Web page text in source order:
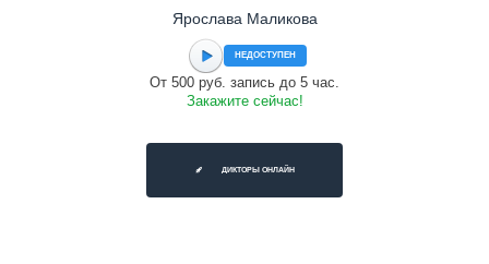
Ярослава Маликова
НЕДОСТУПЕН
От 500 руб. запись до 5 час.
Закажите сейчас!
ДИКТОРЫ ОНЛАЙН